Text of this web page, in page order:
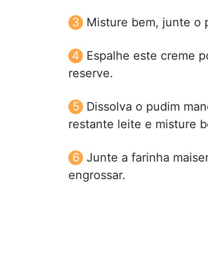
Misture bem, junte o
Espalhe este creme
reserve.
Dissolva o pudim
restante leite e misture
Junte a farinha
engrossar.